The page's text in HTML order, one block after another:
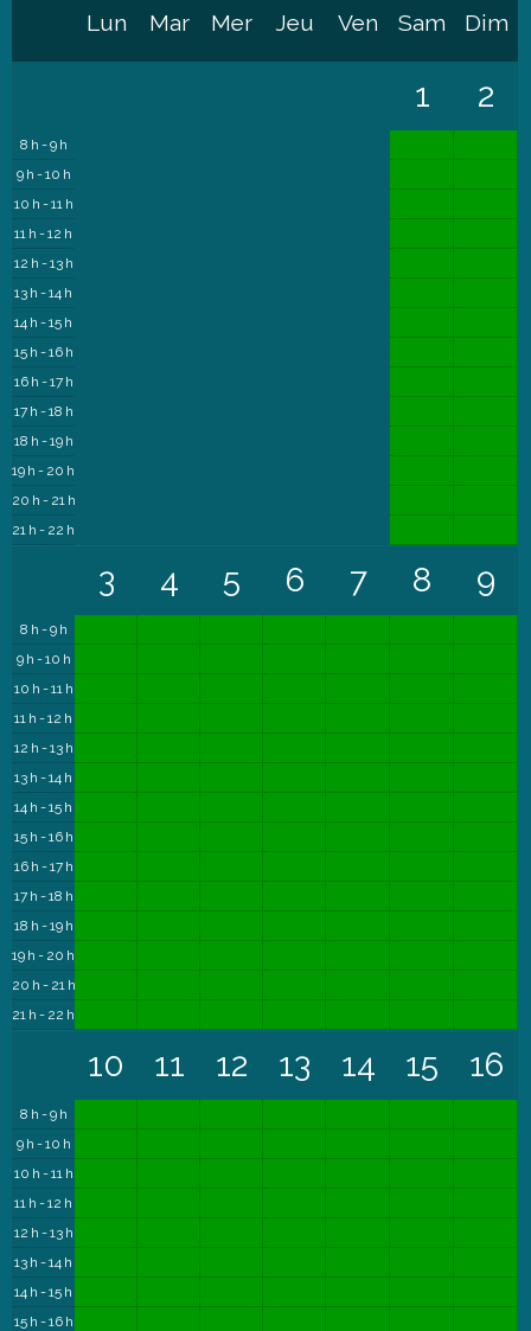
Lun Mar Mer Jeu Ven Sam Dim
8 h - 9 h
9 h - 10 h
10 h - 11 h
11 h - 12 h
12 h - 13 h
13 h - 14 h
14 h - 15 h
15 h - 16 h
16 h - 17 h
17 h - 18 h
18 h - 19 h
19 h - 20 h
20 h - 21 h
21 h - 22 h
1 2
8 h - 9 h
9 h - 10 h
10 h - 11 h
11 h - 12 h
12 h - 13 h
13 h - 14 h
14 h - 15 h
15 h - 16 h
16 h - 17 h
17 h - 18 h
18 h - 19 h
19 h - 20 h
20 h - 21 h
21 h - 22 h
3 4 5 6 7 8 9
8 h - 9 h
9 h - 10 h
10 h - 11 h
11 h - 12 h
12 h - 13 h
13 h - 14 h
14 h - 15 h
15 h - 16 h
10 11 12 13 14 15 16